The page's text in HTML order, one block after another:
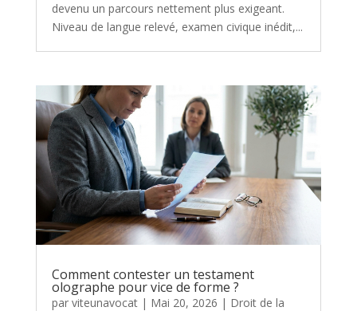
devenu un parcours nettement plus exigeant.
Niveau de langue relevé, examen civique inédit,...
Comment contester un testament
olographe pour vice de forme ?
par viteunavocat| Mai 20, 2026 | Droit de la